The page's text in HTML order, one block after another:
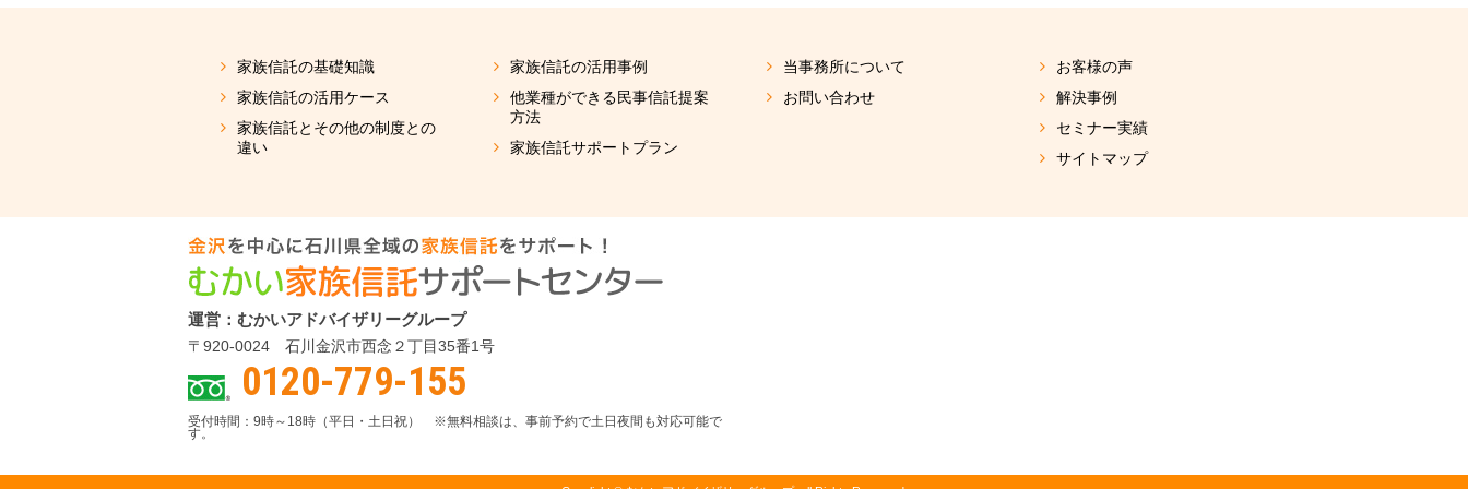
家族信託の基礎知識
家族信託の活用ケース
家族信託とその他の制度との
違い
家族信託の活用事例
他業種ができる民事信託提案
方法
家族信託サポートプラン
当事務所について
お問い合わせ
お客様の声
解決事例
セミナー実績
サイトマップ
運営：むかいアドバイザリーグループ
〒920-0024 石川金沢市西念２丁目35番1号
0120-779-155
受付時間：9時～18時（平日・土日祝） ※無料相談は、事前予約で土日夜間も対応可能で
す。